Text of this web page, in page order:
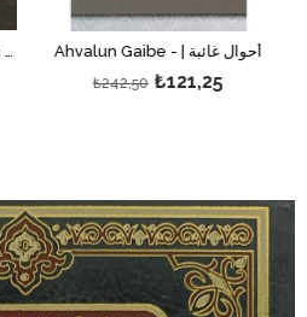
Ahvalun Gaibe - | أحوال غائبة
₺121,25